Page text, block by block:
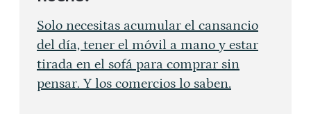
Solo necesitas acumular el cansancio
del día, tener el móvil a mano y estar
tirada en el sofá para comprar sin
pensar. Y los comercios lo saben.